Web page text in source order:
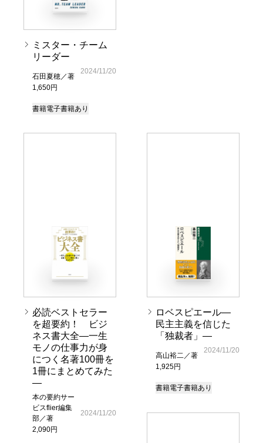
ミスター・チーム
リーダー
石田夏穂／著
1,650円
2024/11/20
書籍電子書籍あり
必読ベストセラー
を超要約！ ビジ
ネス書大全―一生
モノの仕事力が身
につく名著100冊を
1冊にまとめてみた
―
本の要約サー
ビスflier編集
部／著
2,090円
2024/11/20
ロベスピエール―
民主主義を信じた
「独裁者」―
高山裕二／著
1,925円
2024/11/20
書籍電子書籍あり